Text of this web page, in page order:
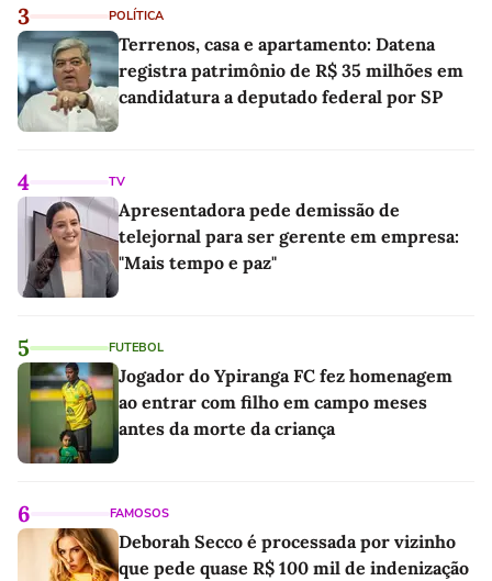
3 POLÍTICA
Terrenos, casa e apartamento: Datena
registra patrimônio de R$ 35 milhões em
candidatura a deputado federal por SP
4 TV
Apresentadora pede demissão de
telejornal para ser gerente em empresa:
"Mais tempo e paz"
5 FUTEBOL
Jogador do Ypiranga FC fez homenagem
ao entrar com filho em campo meses
antes da morte da criança
6 FAMOSOS
Deborah Secco é processada por vizinho
que pede quase R$ 100 mil de indenização